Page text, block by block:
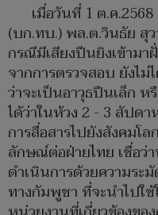
เมื่อวันที่ 1 ต.ค
(บก.ทบ.) พล.ต.วินธัย สุ
กรณีมีเสียงปืนยิงเข้าม
จากการตรวจสอบ ยังไม่
ว่าจะเป็นอาวุธปืนเล็ก ห
ได้ว่าในห้วง 2 - 3 สัปด
การสื่อสารไปยังสังคมโ
ลักษณ์ต่อฝ่ายไทย เชื่อว่
ดำเนินการด้วยความระมั
ทางกัมพูชา ที่จะนำไปใ